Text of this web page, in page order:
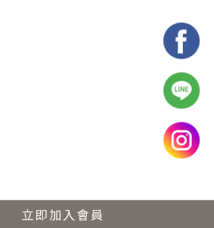
立即加入會員